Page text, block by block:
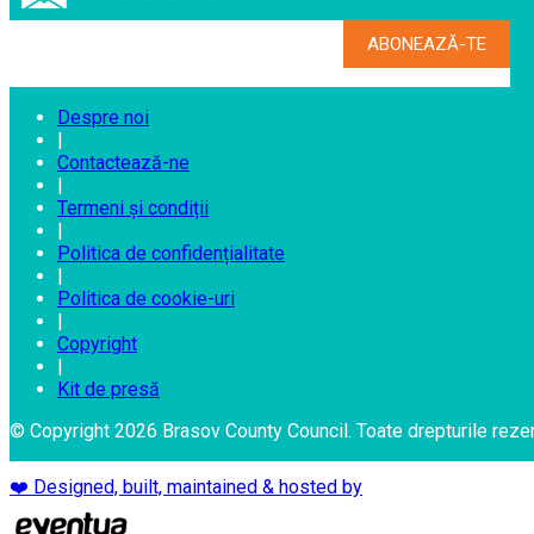
Despre noi
|
Contactează-ne
|
Termeni și condiții
|
Politica de confidențialitate
|
Politica de cookie-uri
|
Copyright
|
Kit de presă
© Copyright 2026 Brasov County Council. Toate drepturile
❤️ Designed, built, maintained & hosted by